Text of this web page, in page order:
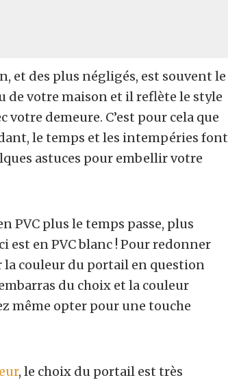
et des plus négligés, est souvent le
de votre maison et il reflète le style
demeure. C’est pour cela que
le temps et les intempéries font
astuces pour embellir votre
PVC plus le temps passe, plus
en PVC blanc ! Pour redonner
la couleur du portail en question
du choix et la couleur
même opter pour une touche
, le choix du portail est très